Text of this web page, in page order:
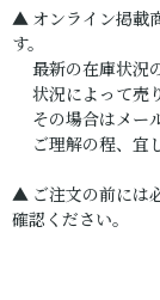
▲ オンライン掲載
す。
最新の在庫状況
状況によって売
その場合はメー
ご理解の程、宜
▲ ご注文の前には
確認ください。